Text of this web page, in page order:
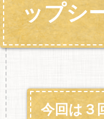
ップシ
今回は３